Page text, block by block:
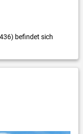
befindet sich